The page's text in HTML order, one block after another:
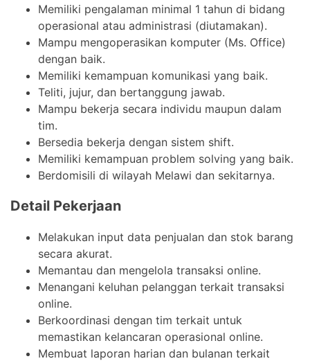
Memiliki pengalaman minimal 1 tahun di bidang
operasional atau administrasi (diutamakan).
Mampu mengoperasikan komputer (Ms. Office)
dengan baik.
Memiliki kemampuan komunikasi yang baik.
Teliti, jujur, dan bertanggung jawab.
Mampu bekerja secara individu maupun dalam
tim.
Bersedia bekerja dengan sistem shift.
Memiliki kemampuan problem solving yang baik.
Berdomisili di wilayah Melawi dan sekitarnya.
Detail Pekerjaan
Melakukan input data penjualan dan stok barang
secara akurat.
Memantau dan mengelola transaksi online.
Menangani keluhan pelanggan terkait transaksi
online.
Berkoordinasi dengan tim terkait untuk
memastikan kelancaran operasional online.
Membuat laporan harian dan bulanan terkait